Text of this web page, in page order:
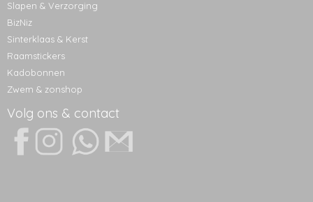
Slapen & Verzorging
BizNiz
Sinterklaas & Kerst
Raamstickers
Kadobonnen
Zwem & zonshop
Volg ons & contact